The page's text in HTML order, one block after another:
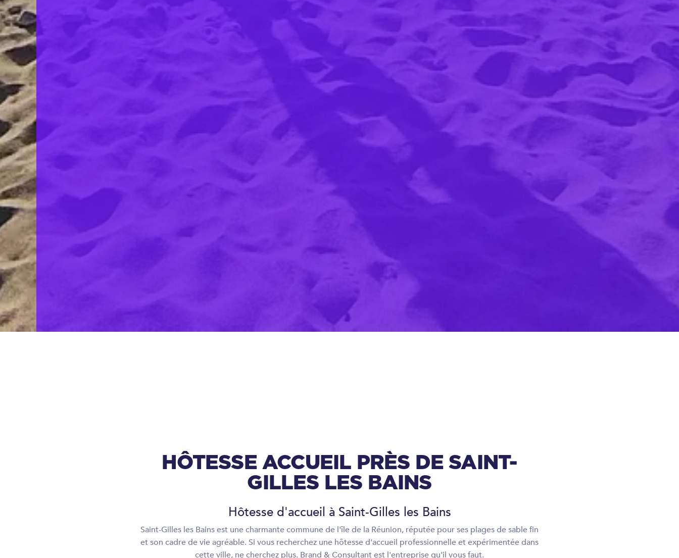
HÔTESSE ACCUEIL PRÈS DE SAINT-
GILLES LES BAINS
Hôtesse d'accueil à Saint-Gilles les Bains
Saint-Gilles les Bains est une charmante commune de l'île de la Réunion, réputée pour ses plages de sable fin
et son cadre de vie agréable. Si vous recherchez une hôtesse d'accueil professionnelle et expérimentée dans
cette ville, ne cherchez plus. Brand & Consultant est l'entreprise qu'il vous faut.